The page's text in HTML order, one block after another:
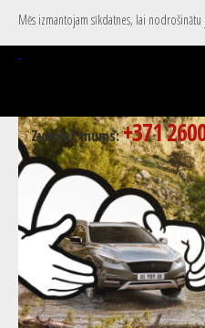
Mēs izmantojam sīkdatnes, lai
Zvaniet mums:+371